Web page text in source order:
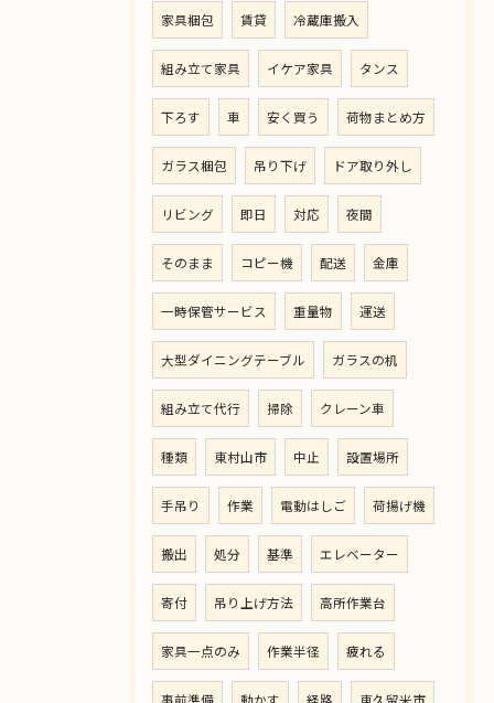
家具梱包 賃貸 冷蔵庫搬入
組み立て家具 イケア家具 タンス
下ろす 車 安く買う 荷物まとめ方
ガラス梱包 吊り下げ ドア取り外し
リビング 即日 対応 夜間
そのまま コピー機 配送 金庫
一時保管サービス 重量物 運送
大型ダイニングテーブル ガラスの机
組み立て代行 掃除 クレーン車
種類 東村山市 中止 設置場所
手吊り 作業 電動はしご 荷揚げ機
搬出 処分 基準 エレベーター
寄付 吊り上げ方法 高所作業台
家具一点のみ 作業半径 疲れる